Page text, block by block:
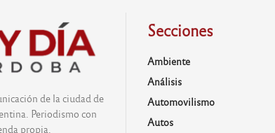
de la ciudad de
Periodismo con
propia.
Secciones
Ambiente
Análisis
Automovilismo
Autos